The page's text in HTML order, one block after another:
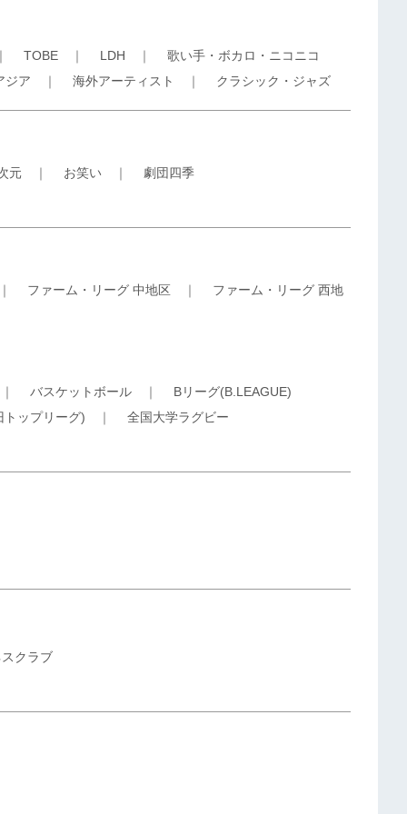
TOBE ｜ LDH ｜ 歌い手・ボカロ・ニコニコ
ジア ｜ 海外アーティスト ｜ クラシック・ジャズ
元 ｜ お笑い ｜ 劇団四季
ファーム・リーグ 中地区 ｜ ファーム・リーグ 西地
バスケットボール ｜ Bリーグ(B.LEAGUE)
トップリーグ) ｜ 全国大学ラグビー
クラブ